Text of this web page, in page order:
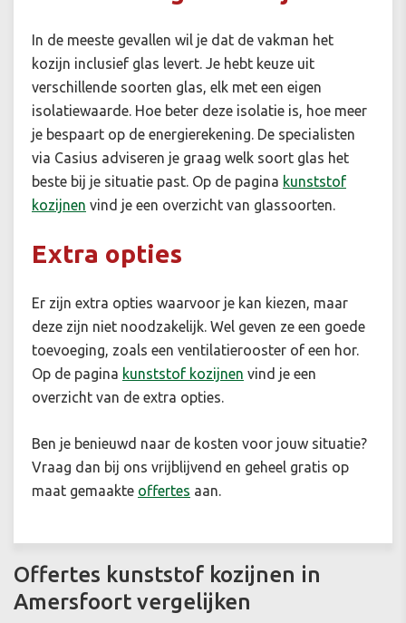
In de meeste gevallen wil je dat de vakman het
kozijn inclusief glas levert. Je hebt keuze uit
verschillende soorten glas, elk met een eigen
isolatiewaarde. Hoe beter deze isolatie is, hoe meer
je bespaart op de energierekening. De specialisten
via Casius adviseren je graag welk soort glas het
beste bij je situatie past. Op de pagina kunststof
kozijnen vind je een overzicht van glassoorten.
Extra opties
Er zijn extra opties waarvoor je kan kiezen, maar
deze zijn niet noodzakelijk. Wel geven ze een goede
toevoeging, zoals een ventilatierooster of een hor.
Op de pagina kunststof kozijnen vind je een
overzicht van de extra opties.
Ben je benieuwd naar de kosten voor jouw situatie?
Vraag dan bij ons vrijblijvend en geheel gratis op
maat gemaakte offertes aan.
Offertes kunststof kozijnen in
Amersfoort vergelijken